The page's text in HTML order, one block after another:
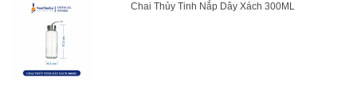
Chai Thủy Tinh Nắp Dây Xách 300ML